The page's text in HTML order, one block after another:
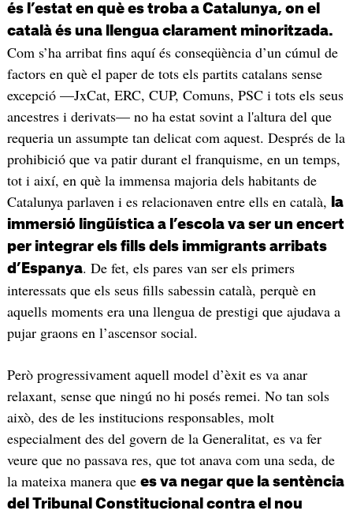
és l’estat en què es troba a Catalunya, on el
català és una llengua clarament minoritzada.
Com s’ha arribat fins aquí és conseqüència d’un cúmul de
factors en què el paper de tots els partits catalans sense
excepció —JxCat, ERC, CUP, Comuns, PSC i tots els seus
ancestres i derivats— no ha estat sovint a l'altura del que
requeria un assumpte tan delicat com aquest. Després de la
prohibició que va patir durant el franquisme, en un temps,
tot i així, en què la immensa majoria dels habitants de
Catalunya parlaven i es relacionaven entre ells en català,
la
immersió lingüística a l’escola va ser un encert
per integrar els fills dels immigrants arribats
d’Espanya. De fet, els pares van ser els primers
interessats que els seus fills sabessin català, perquè en
aquells moments era una llengua de prestigi que ajudava a
pujar graons en l’ascensor social.
Però progressivament aquell model d’èxit es va anar
relaxant, sense que ningú no hi posés remei. No tan sols
això, des de les institucions responsables, molt
especialment des del govern de la Generalitat, es va fer
veure que no passava res, que tot anava com una seda, de
la mateixa manera que es va negar que la sentència
del Tribunal Constitucional contra el nou